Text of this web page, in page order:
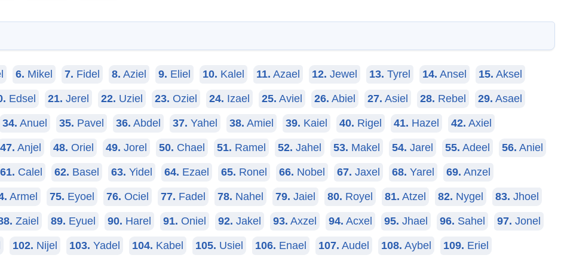
6. Mikel 7. Fidel 8. Aziel 9. Eliel 10. Kalel 11. Azael 12. Jewel 13. Tyrel 14. Ansel 15. Aksel
Edsel 21. Jerel 22. Uziel 23. Oziel 24. Izael 25. Aviel 26. Abiel 27. Asiel 28. Rebel 29. Asael
34. Anuel 35. Pavel 36. Abdel 37. Yahel 38. Amiel 39. Kaiel 40. Rigel 41. Hazel 42. Axiel
47. Anjel 48. Oriel 49. Jorel 50. Chael 51. Ramel 52. Jahel 53. Makel 54. Jarel 55. Adeel 56. Aniel
61. Calel 62. Basel 63. Yidel 64. Ezael 65. Ronel 66. Nobel 67. Jaxel 68. Yarel 69. Anzel
Armel 75. Eyoel 76. Ociel 77. Fadel 78. Nahel 79. Jaiel 80. Royel 81. Atzel 82. Nygel 83. Jhoel
Zaiel 89. Eyuel 90. Harel 91. Oniel 92. Jakel 93. Axzel 94. Acxel 95. Jhael 96. Sahel 97. Jonel
102. Nijel 103. Yadel 104. Kabel 105. Usiel 106. Enael 107. Audel 108. Aybel 109. Eriel